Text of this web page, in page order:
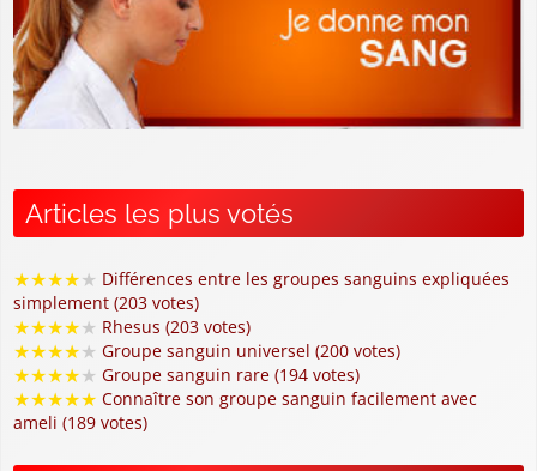
Articles les plus votés
★★★★★ Différences entre les groupes sanguins expliquées
simplement (203 votes)
★★★★★ Rhesus (203 votes)
★★★★★ Groupe sanguin universel (200 votes)
★★★★★ Groupe sanguin rare (194 votes)
★★★★★ Connaître son groupe sanguin facilement avec
ameli (189 votes)